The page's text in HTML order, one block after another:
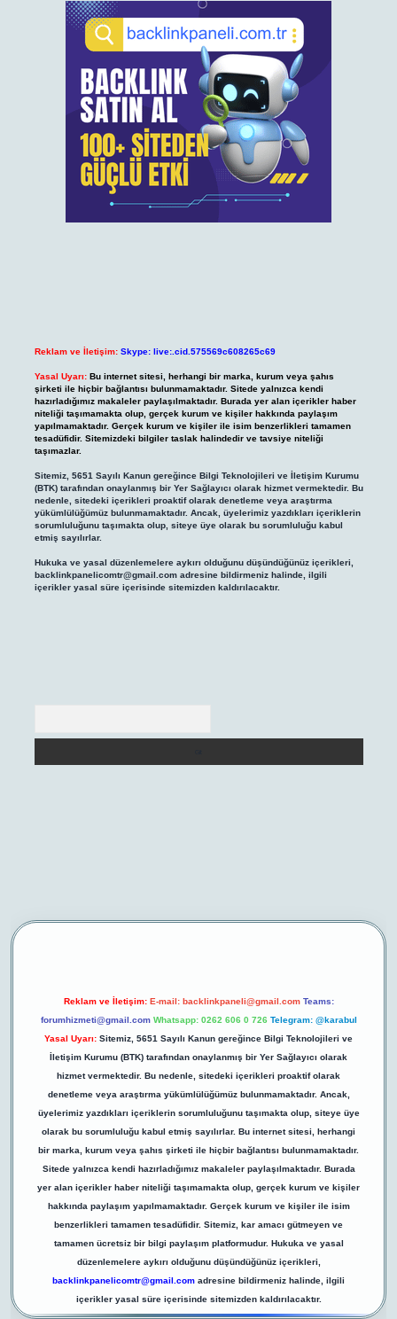
Reklam ve İletişim: Skype: live:.cid.575569c608265c69
Yasal Uyarı: Bu internet sitesi, herhangi bir marka, kurum veya şahıs
şirketi ile hiçbir bağlantısı bulunmamaktadır. Sitede yalnızca kendi
hazırladığımız makaleler paylaşılmaktadır. Burada yer alan içerikler haber
niteliği taşımamakta olup, gerçek kurum ve kişiler hakkında paylaşım
yapılmamaktadır. Gerçek kurum ve kişiler ile isim benzerlikleri tamamen
tesadüfidir. Sitemizdeki bilgiler taslak halindedir ve tavsiye niteliği
taşımazlar.
Sitemiz, 5651 Sayılı Kanun gereğince Bilgi Teknolojileri ve İletişim Kurumu
(BTK) tarafından onaylanmış bir Yer Sağlayıcı olarak hizmet vermektedir. Bu
nedenle, sitedeki içerikleri proaktif olarak denetleme veya araştırma
yükümlülüğümüz bulunmamaktadır. Ancak, üyelerimiz yazdıkları içeriklerin
sorumluluğunu taşımakta olup, siteye üye olarak bu sorumluluğu kabul
etmiş sayılırlar.
Hukuka ve yasal düzenlemelere aykırı olduğunu düşündüğünüz içerikleri,
backlinkpanelicomtr@gmail.comadresine bildirmeniz halinde, ilgili
içerikler yasal süre içerisinde sitemizden kaldırılacaktır.
Reklam ve İletişim: E-mail: backlinkpaneli@gmail.com Teams:
forumhizmeti@gmail.com Whatsapp: 0262 606 0 726 Telegram: @karabul
Yasal Uyarı: Sitemiz, 5651 Sayılı Kanun gereğince Bilgi Teknolojileri ve
İletişim Kurumu (BTK) tarafından onaylanmış bir Yer Sağlayıcı olarak
hizmet vermektedir. Bu nedenle, sitedeki içerikleri proaktif olarak
denetleme veya araştırma yükümlülüğümüz bulunmamaktadır. Ancak,
üyelerimiz yazdıkları içeriklerin sorumluluğunu taşımakta olup, siteye üye
olarak bu sorumluluğu kabul etmiş sayılırlar. Bu internet sitesi, herhangi
bir marka, kurum veya şahıs şirketi ile hiçbir bağlantısı bulunmamaktadır.
Sitede yalnızca kendi hazırladığımız makaleler paylaşılmaktadır. Burada
yer alan içerikler haber niteliği taşımamakta olup, gerçek kurum ve kişiler
hakkında paylaşım yapılmamaktadır. Gerçek kurum ve kişiler ile isim
benzerlikleri tamamen tesadüfidir. Sitemiz, kar amacı gütmeyen ve
tamamen ücretsiz bir bilgi paylaşım platformudur. Hukuka ve yasal
düzenlemelere aykırı olduğunu düşündüğünüz içerikleri,
backlinkpanelicomtr@gmail.com adresine bildirmeniz halinde, ilgili
içerikler yasal süre içerisinde sitemizden kaldırılacaktır.